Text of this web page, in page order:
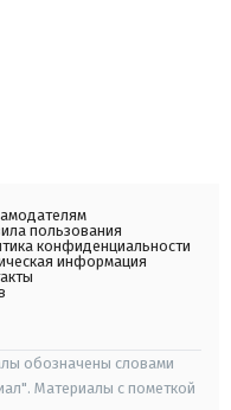
пользования
конфиденциальности
информация
обозначены словами
Материалы с пометкой